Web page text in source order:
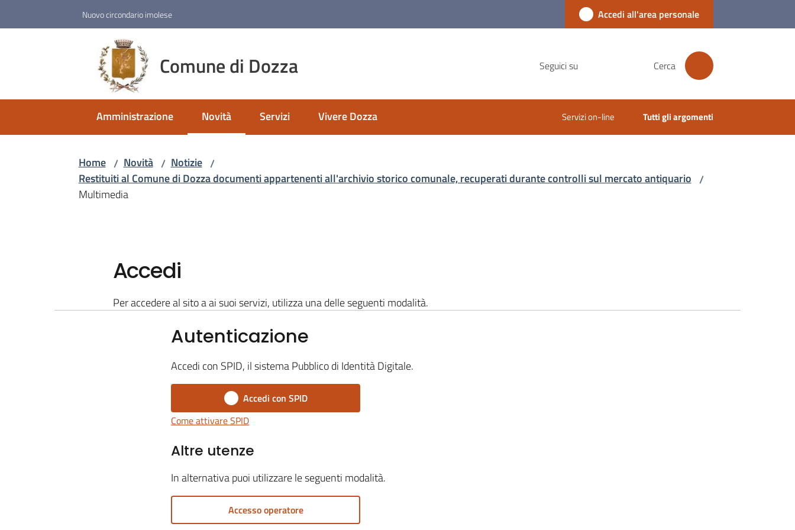
Nuovo circondario imolese Accedi all'area personale
Comune di Dozza Seguici su Cerca
Amministrazione Novità
Menu selezionato
Servizi Vivere Dozza Servizi on-line Tutti gli argomenti
Home / Novità / Notizie /
Restituiti al Comune di Dozza documenti appartenenti all'archivio storico comunale, recuperati durante controlli sul mercato antiquario /
Multimedia
Accedi
Per accedere al sito a ai suoi servizi, utilizza una delle seguenti modalità.
Autenticazione
Accedi con SPID, il sistema Pubblico di Identità Digitale.
Accedi con SPID
Come attivare SPID
Altre utenze
In alternativa puoi utilizzare le seguenti modalità.
Accesso operatore